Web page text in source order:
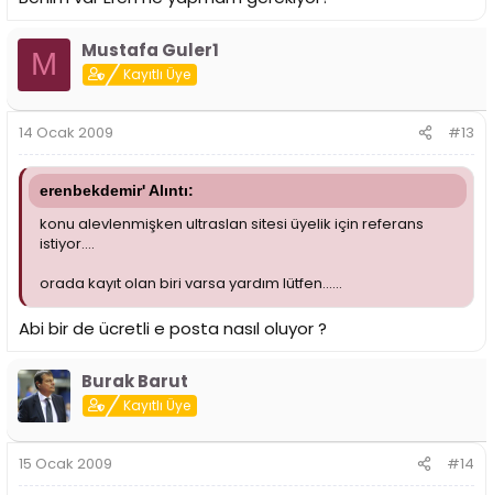
M Mustafa Guler1
Kayıtlı Üye
14 Ocak 2009 #13
erenbekdemir' Alıntı:
konu alevlenmişken ultraslan sitesi üyelik için referans
istiyor....
orada kayıt olan biri varsa yardım lütfen......
Abi bir de ücretli e posta nasıl oluyor ?
Burak Barut
Kayıtlı Üye
15 Ocak 2009 #14